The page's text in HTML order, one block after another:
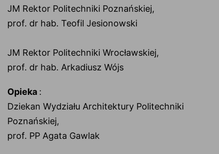
JM Rektor Politechniki Poznańskiej,
prof. dr hab. Teofil Jesionowski
JM Rektor Politechniki Wrocławskiej,
prof. dr hab. Arkadiusz Wójs
Opieka :
Dziekan Wydziału Architektury Politechniki
Poznańskiej,
prof. PP Agata Gawlak